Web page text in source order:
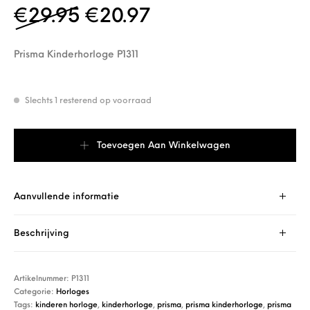
€29.95 Oorspronkelijke prijs
€20.97
Prisma Kinderhorloge P1311
Slechts 1 resterend op voorraad
Toevoegen Aan Winkelwagen
Aanvullende informatie
Beschrijving
Artikelnummer: P1311
Categorie: Horloges
Tags: kinderen horloge, kinderhorloge, prisma, prisma kinderhorloge, prisma